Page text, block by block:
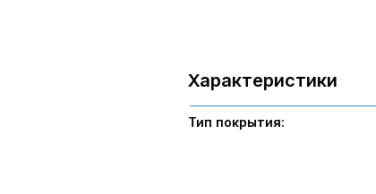
Характеристики
Тип покрытия: